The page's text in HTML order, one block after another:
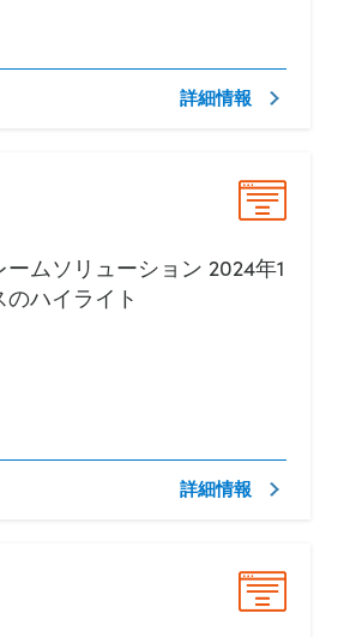
詳細情報
ームソリューション 2024年1
のハイライト
詳細情報